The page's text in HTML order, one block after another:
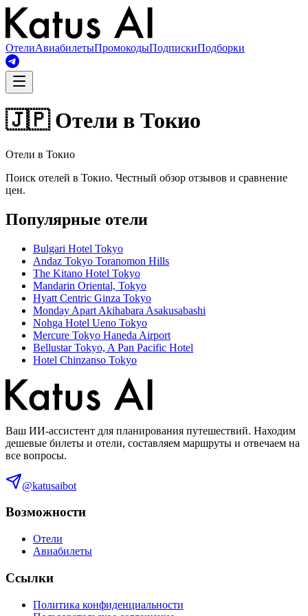
ОтелиАвиабилетыПромокодыПодпискиПодборки
🇯🇵 Отели в Токио
Отели в Токио
Поиск отелей в Токио. Честный обзор отзывов и сравнение
цен.
Популярные отели
Bulgari Hotel Tokyo
Andaz Tokyo Toranomon Hills
The Kitano Hotel Tokyo
Mandarin Oriental, Tokyo
Hyatt Centric Ginza Tokyo
Monday Apart Akihabara Asakusabashi
Nohga Hotel Ueno Tokyo
Mercure Tokyo Haneda Airport
Bellustar Tokyo, A Pan Pacific Hotel
Hotel Chinzanso Tokyo
Ваш ИИ-ассистент для планирования путешествий. Находим
дешевые билеты и отели, составляем маршруты и отвечаем на
все вопросы.
@katusaibot
Возможности
Отели
Авиабилеты
Ссылки
Политика конфиденциальности